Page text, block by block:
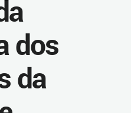
dos
da